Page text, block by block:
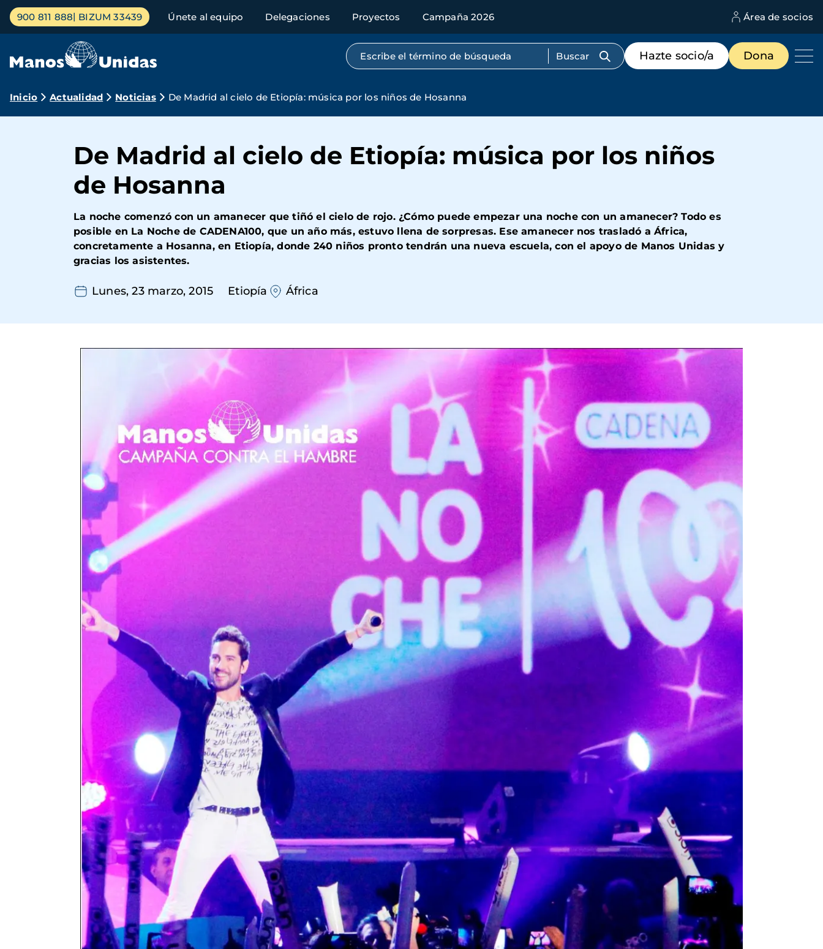
Pasar
contenido
Menú
principal
900 811 888 BIZUM 33439 Únete al equipo Delegaciones Proyectos Campaña 2026 Área de socios
Búsqueda por texto completo
Menú
de
destacados
Hazte socio/a Dona
Ruta
navegación
Inicio Actualidad Noticias De Madrid al cielo de Etiopía: música por los niños de Hosanna
De Madrid al cielo de Etiopía: música por los niños
de Hosanna
La noche comenzó con un amanecer que tiñó el cielo de rojo. ¿Cómo puede empezar una noche con un amanecer? Todo es
posible en La Noche de CADENA100, que un año más, estuvo llena de sorpresas. Ese amanecer nos trasladó a África,
concretamente a Hosanna, en Etiopía, donde 240 niños pronto tendrán una nueva escuela, con el apoyo de Manos Unidas y
gracias los asistentes.
Lunes, 23 marzo, 2015 Etiopía África